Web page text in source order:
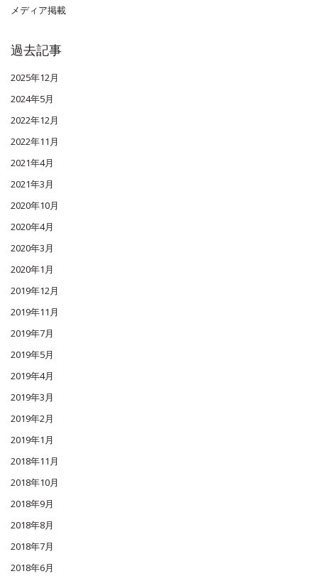
メディア掲載
過去記事
2025年12月
2024年5月
2022年12月
2022年11月
2021年4月
2021年3月
2020年10月
2020年4月
2020年3月
2020年1月
2019年12月
2019年11月
2019年7月
2019年5月
2019年4月
2019年3月
2019年2月
2019年1月
2018年11月
2018年10月
2018年9月
2018年8月
2018年7月
2018年6月